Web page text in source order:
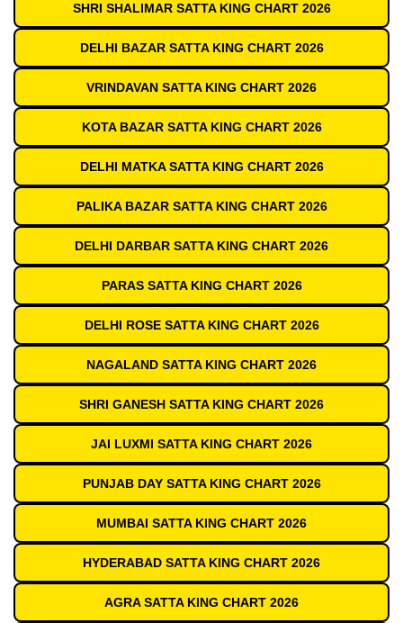
SHRI SHALIMAR SATTA KING CHART 2026
DELHI BAZAR SATTA KING CHART 2026
VRINDAVAN SATTA KING CHART 2026
KOTA BAZAR SATTA KING CHART 2026
DELHI MATKA SATTA KING CHART 2026
PALIKA BAZAR SATTA KING CHART 2026
DELHI DARBAR SATTA KING CHART 2026
PARAS SATTA KING CHART 2026
DELHI ROSE SATTA KING CHART 2026
NAGALAND SATTA KING CHART 2026
SHRI GANESH SATTA KING CHART 2026
JAI LUXMI SATTA KING CHART 2026
PUNJAB DAY SATTA KING CHART 2026
MUMBAI SATTA KING CHART 2026
HYDERABAD SATTA KING CHART 2026
AGRA SATTA KING CHART 2026